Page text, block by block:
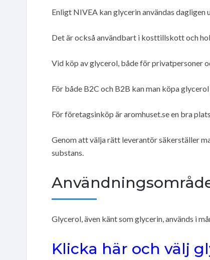
Enligt NIVEA kan glycerin användas
Det är också användbart i kosttillskott och
Vid köp av glycerol, både för privatpersoner
För både B2C och B2B kan man köpa
För företagsinköp är aromhuset.se en bra
Genom att välja rätt leverantör säkerställer
substans.
Glycerol, även känt som glycerin, används i
Klicka här och välj